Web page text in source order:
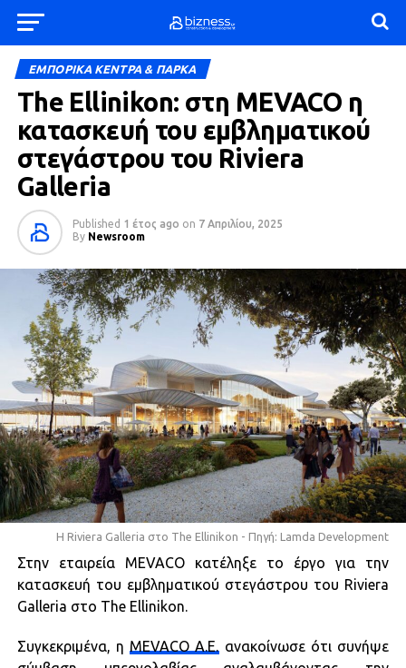
ΕΜΠΟΡΙΚΑ ΚΕΝΤΡΑ & ΠΑΡΚΑ
The Ellinikon: στη MEVACO η
κατασκευή του εμβληματικού
στεγάστρου του Riviera
Galleria
Published 1 έτος ago on 7 Απριλίου, 2025
By Newsroom
Η Riviera Galleria στο The Ellinikon - Πηγή: Lamda Development
Στην εταιρεία MEVACO κατέληξε το έργο για την
κατασκευή του εμβληματικού στεγάστρου του Riviera
Galleria στο The Ellinikon.
Συγκεκριμένα, η MEVACO A.E. ανακοίνωσε ότι συνήψε